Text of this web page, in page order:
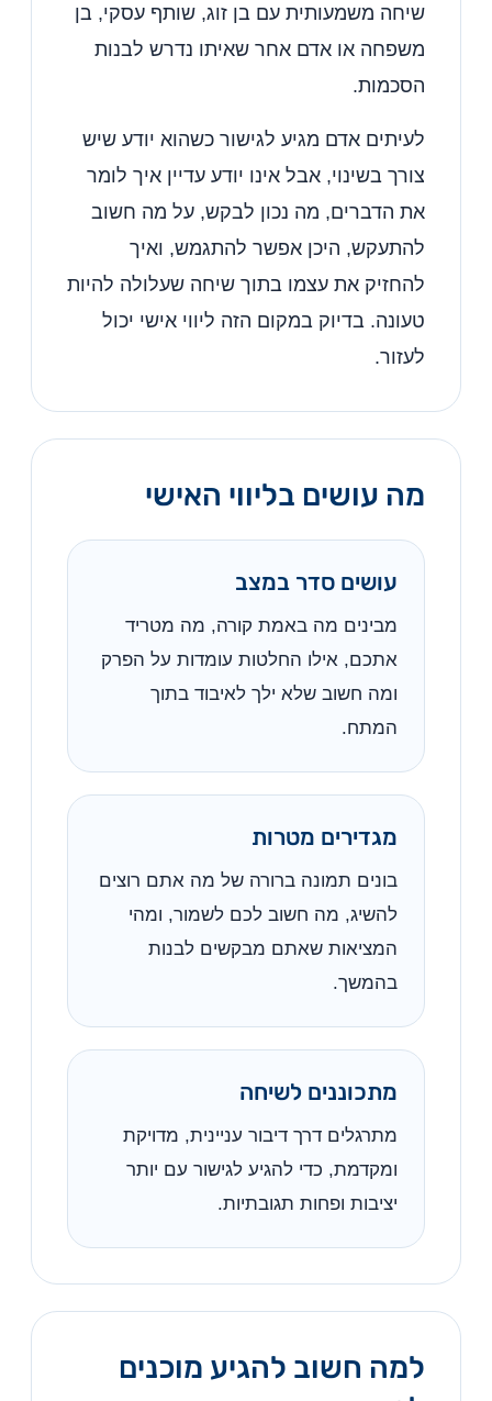
שיחה משמעותית עם בן זוג, שותף עסקי, בן
משפחה או אדם אחר שאיתו נדרש לבנות
הסכמות.
לעיתים אדם מגיע לגישור כשהוא יודע שיש
צורך בשינוי, אבל אינו יודע עדיין איך לומר
את הדברים, מה נכון לבקש, על מה חשוב
להתעקש, היכן אפשר להתגמש, ואיך
להחזיק את עצמו בתוך שיחה שעלולה להיות
טעונה. בדיוק במקום הזה ליווי אישי יכול
לעזור.
מה עושים בליווי האישי
עושים סדר במצב
מבינים מה באמת קורה, מה מטריד
אתכם, אילו החלטות עומדות על הפרק
ומה חשוב שלא ילך לאיבוד בתוך
המתח.
מגדירים מטרות
בונים תמונה ברורה של מה אתם רוצים
להשיג, מה חשוב לכם לשמור, ומהי
המציאות שאתם מבקשים לבנות
בהמשך.
מתכוננים לשיחה
מתרגלים דרך דיבור עניינית, מדויקת
ומקדמת, כדי להגיע לגישור עם יותר
יציבות ופחות תגובתיות.
למה חשוב להגיע מוכנים